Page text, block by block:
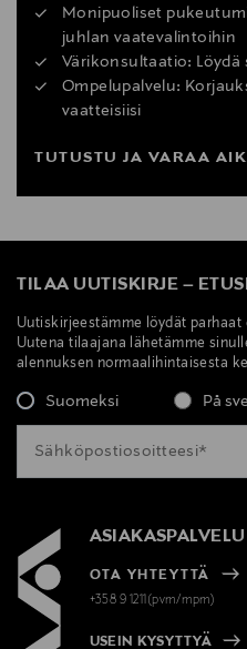
Monipuoliset
juhlan vaatevalintoihin
Värikonsultaatio: Löydä
Ompelupalvelu:
vaatteisiisi
TUTUSTU JA VARAA
TILAA UUTISKIRJE –
Uutiskirjeestämme löydät
Uutena tilaajana lähetämme
alennuksen normaalihintaisesta
Suomeksi På
ASIAKASPALVELU
OTA YHTEYTTÄ
+358 9 1211(pvm/mpm)
USEIN KYSYTTYÄ